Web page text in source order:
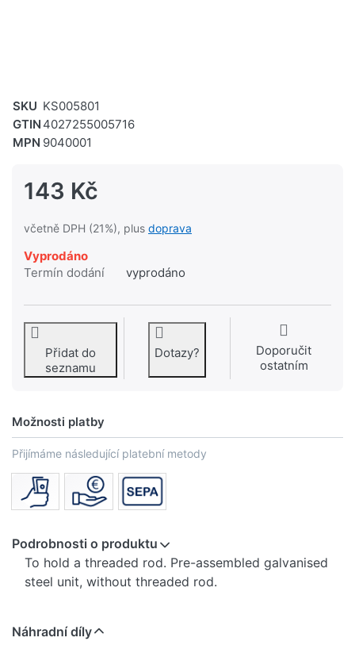
SKU KS005801
GTIN 4027255005716
MPN 9040001
143 Kč
včetně DPH (21%), plus doprava
Vyprodáno
Termín dodání
vyprodáno
Přidat do
seznamu
Dotazy?
Doporučit
ostatním
Možnosti platby
Přijímáme následující platební metody
Podrobnosti o produktu
To hold a threaded rod. Pre-assembled galvanised
steel unit, without threaded rod.
Náhradní díly